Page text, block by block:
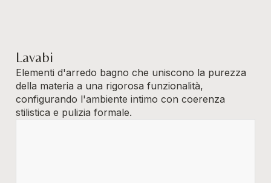
Lavabi
Elementi d'arredo bagno che uniscono la purezza
della materia a una rigorosa funzionalità,
configurando l'ambiente intimo con coerenza
stilistica e pulizia formale.